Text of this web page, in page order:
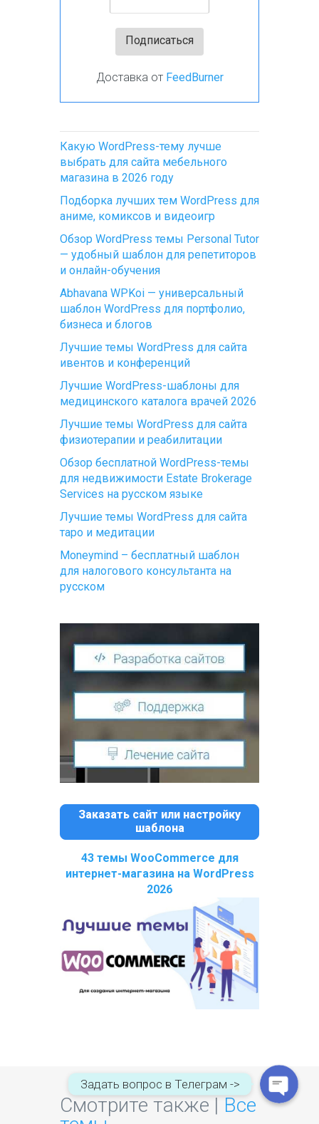
Доставка от FeedBurner
Какую WordPress-тему лучше
выбрать для сайта мебельного
магазина в 2026 году
Подборка лучших тем WordPress для
аниме, комиксов и видеоигр
Обзор WordPress темы Personal Tutor
— удобный шаблон для репетиторов
и онлайн-обучения
Abhavana WPKoi — универсальный
шаблон WordPress для портфолио,
бизнеса и блогов
Лучшие темы WordPress для сайта
ивентов и конференций
Лучшие WordPress-шаблоны для
медицинского каталога врачей 2026
Лучшие темы WordPress для сайта
физиотерапии и реабилитации
Обзор бесплатной WordPress-темы
для недвижимости Estate Brokerage
Services на русском языке
Лучшие темы WordPress для сайта
таро и медитации
Moneymind – бесплатный шаблон
для налогового консультанта на
русском
Заказать сайт или настройку
шаблона
43 темы WooCommerce для
интернет-магазина на WordPress
2026
Смотрите также | Все
Задать вопрос в Телеграм ->